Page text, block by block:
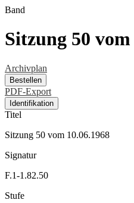
Band
Sitzung 50 vom
Archivplan
Bestellen
PDF-Export
Identifikation
Titel
Sitzung 50 vom 10.06.1968
Signatur
F.1-1.82.50
Stufe